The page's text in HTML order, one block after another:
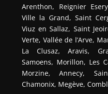
Arenthon, Reignier
Ville la Grand, Saint
Viuz en Sallaz, Saint
Verte, Vallée de l’Arve,
La Clusaz, Aravis,
Samoens, Morillon, Les
Morzine, Annecy,
Chamonix, Megève,